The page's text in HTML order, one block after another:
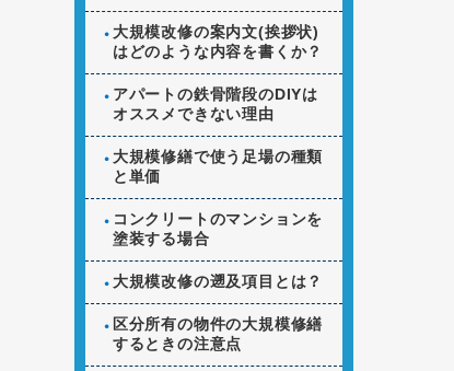
大規模改修の案内文(挨拶状)
はどのような内容を書くか？
アパートの鉄骨階段のDIYは
オススメできない理由
大規模修繕で使う足場の種類
と単価
コンクリートのマンションを
塗装する場合
大規模改修の遡及項目とは？
区分所有の物件の大規模修繕
するときの注意点